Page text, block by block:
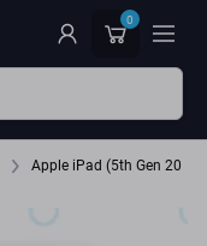
0
Apple iPad (5th Gen 2017)